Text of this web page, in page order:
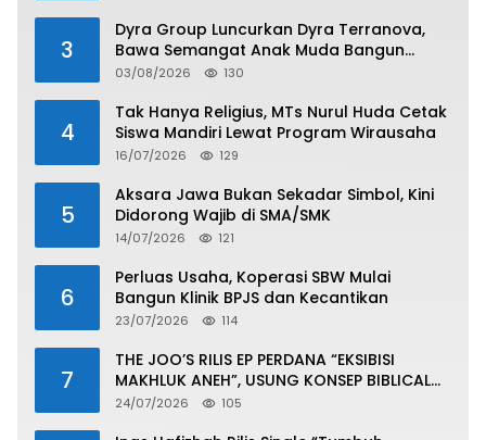
3
Dyra Group Luncurkan Dyra Terranova,
Bawa Semangat Anak Muda Bangun
Masa Depan Properti Batam
03/08/2026 130
4
Tak Hanya Religius, MTs Nurul Huda Cetak
Siswa Mandiri Lewat Program Wirausaha
16/07/2026 129
5
Aksara Jawa Bukan Sekadar Simbol, Kini
Didorong Wajib di SMA/SMK
14/07/2026 121
6
Perluas Usaha, Koperasi SBW Mulai
Bangun Klinik BPJS dan Kecantikan
23/07/2026 114
7
THE JOO’S RILIS EP PERDANA “EKSIBISI
MAKHLUK ANEH”, USUNG KONSEP BIBLICAL
SURF ROCK DALAM 6 TRACK
24/07/2026 105